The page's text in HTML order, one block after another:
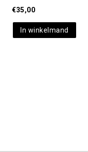
€35,00
In winkelmand